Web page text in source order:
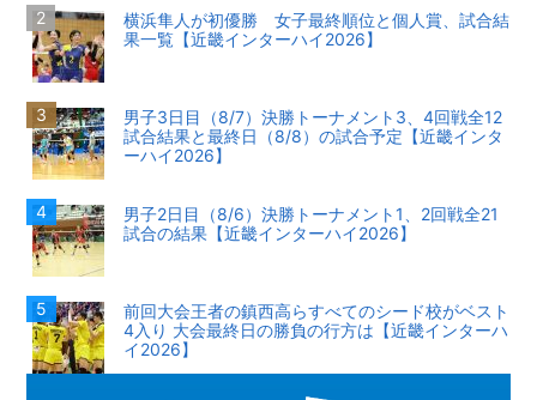
横浜隼人が初優勝 女子最終順位と個人賞、試合結
果一覧【近畿インターハイ2026】
男子3日目（8/7）決勝トーナメント3、4回戦全12
試合結果と最終日（8/8）の試合予定【近畿インタ
ーハイ2026】
男子2日目（8/6）決勝トーナメント1、2回戦全21
試合の結果【近畿インターハイ2026】
前回大会王者の鎮西高らすべてのシード校がベスト
4入り 大会最終日の勝負の行方は【近畿インターハ
イ2026】